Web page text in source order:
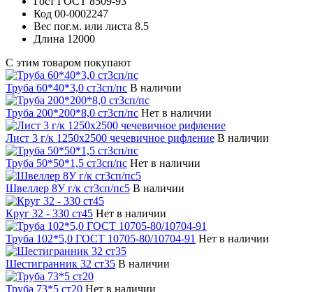
Код 00-0002247
Вес пог.м. или листа 8.5
Длина 12000
С этим товаром покупают
Труба 60*40*3,0 ст3сп/пс В наличии
Труба 200*200*8,0 ст3сп/пс Нет в наличии
Лист 3 г/к 1250х2500 чечевичное рифление В наличии
Труба 50*50*1,5 ст3сп/пс Нет в наличии
Швеллер 8У г/к ст3сп/пс5 В наличии
Круг 32 - 330 ст45 Нет в наличии
Труба 102*5,0 ГОСТ 10705-80/10704-91 Нет в наличии
Шестигранник 32 ст35 В наличии
Труба 73*5 ст20 Нет в наличии